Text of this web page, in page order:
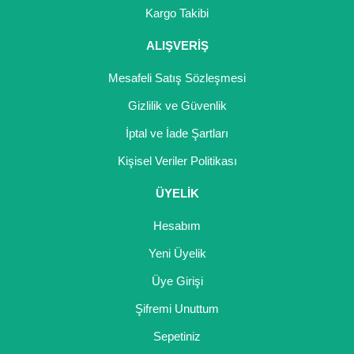
Gönder
Kargo Takibi
ALIŞVERİŞ
Mesafeli Satış Sözleşmesi
Gizlilik ve Güvenlik
İptal ve İade Şartları
Kişisel Veriler Politikası
ÜYELİK
Hesabım
Yeni Üyelik
Üye Girişi
Şifremi Unuttum
Sepetiniz